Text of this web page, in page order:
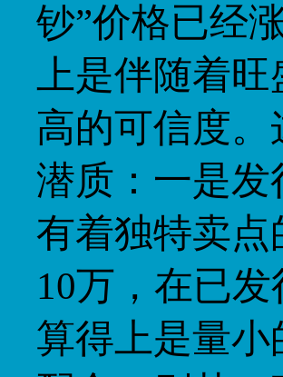
钞”价格已经
上是伴随着
高的可信度。
潜质：一是
有着独特卖点
10万，在已
算得上是量